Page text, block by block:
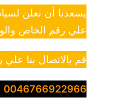
يسعدنا أن نعلن
علي رقم الخاص
قم بالاتصال بنا علي
0046766922966